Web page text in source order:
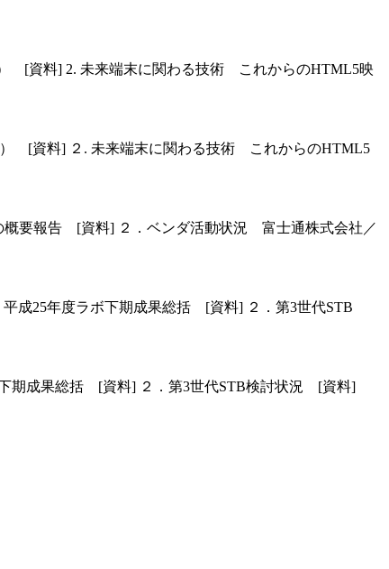
） [資料] 2. 未来端末に関わる技術 これからのHTML5映
） [資料] ２. 未来端末に関わる技術 これからのHTML5
概要報告 [資料] ２．ベンダ活動状況 富士通株式会社／
平成25年度ラボ下期成果総括 [資料] ２．第3世代STB
下期成果総括 [資料] ２．第3世代STB検討状況 [資料]